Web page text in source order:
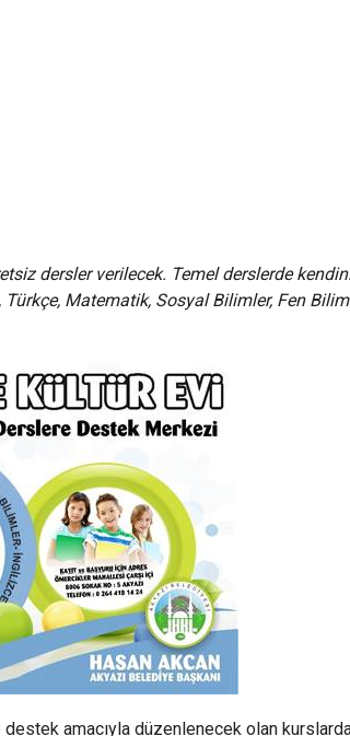
dersler verilecek. Temel derslerde
Matematik, Sosyal Bilimler, Fen
amacıyla düzenlenecek olan